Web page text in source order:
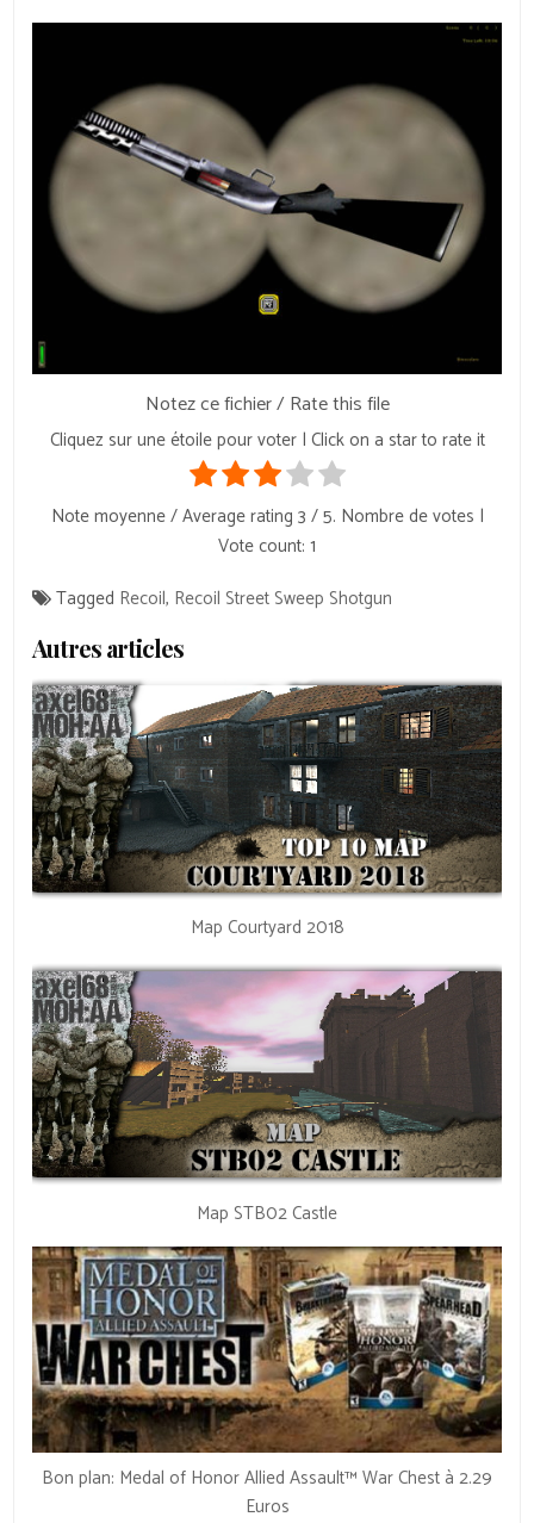
Notez ce fichier / Rate this file
Cliquez sur une étoile pour voter | Click on a star to rate it
Note moyenne / Average rating 3 / 5. Nombre de votes |
Vote count: 1
Tagged Recoil, Recoil Street Sweep Shotgun
Autres articles
Map Courtyard 2018
Map STB02 Castle
Bon plan: Medal of Honor Allied Assault™ War Chest à 2.29
Euros